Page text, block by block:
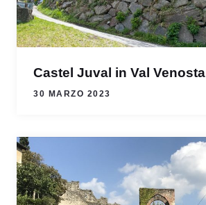
Castel Juval in Val Venosta
30 MARZO 2023